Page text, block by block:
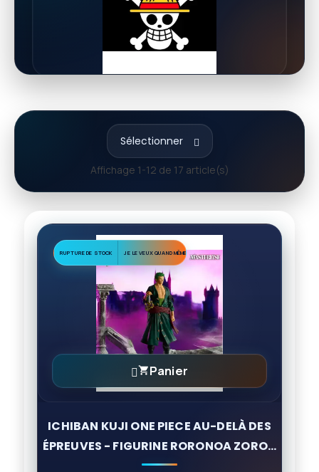
Sélectionner
Affichage 1-12 de 17 article(s)
RUPTURE DE STOCK JE LE VEUX QUAND MÊME
Panier
ICHIBAN KUJI ONE PIECE AU-DELÀ DES
ÉPREUVES - FIGURINE RORONOA ZORO...